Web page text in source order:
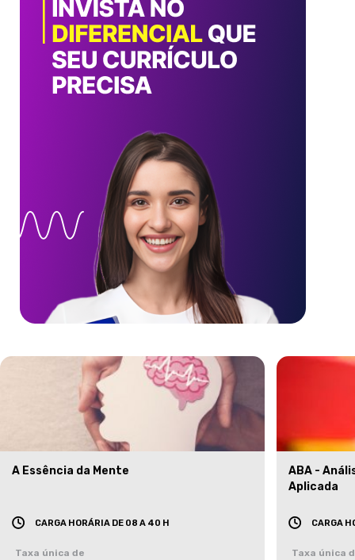
A Essência da Mente
CARGA HORÁRIA DE 08 A 40 H
Taxa única de
ABA -
Aplicada
CARGA
Taxa única